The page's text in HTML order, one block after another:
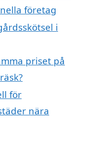
företag
i
priset på
för
nära